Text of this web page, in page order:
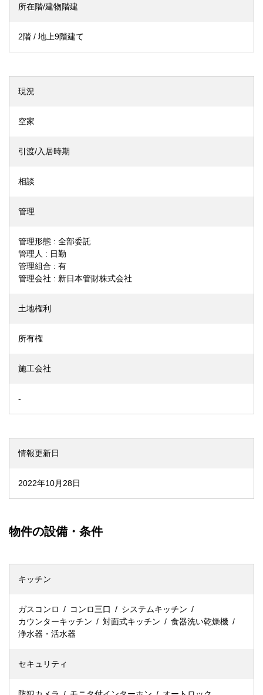
所在階/建物階建
2階 / 地上9階建て
現況
空家
引渡/入居時期
相談
管理
管理形態 : 全部委託
管理人 : 日勤
管理組合 : 有
管理会社 : 新日本管財株式会社
土地権利
所有権
施工会社
-
情報更新日
2022年10月28日
物件の設備・条件
キッチン
ガスコンロ コンロ三口
システムキッチン
カウンターキッチン
対面式キッチン
食器洗い乾燥機
浄水器・活水器
セキュリティ